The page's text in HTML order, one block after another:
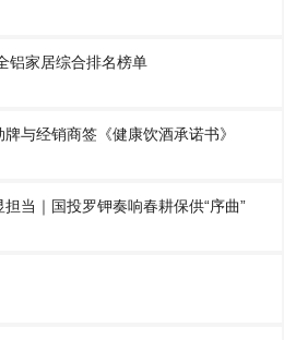
铝家居综合排名榜单
与经销商签《健康饮酒承诺书》
当｜国投罗钾奏响春耕保供“序曲”